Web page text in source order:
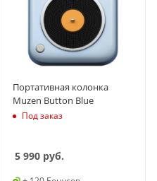
Портативная колонка
Muzen Button Blue
Под заказ
5 990руб.